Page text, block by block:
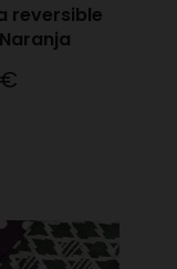
reversible